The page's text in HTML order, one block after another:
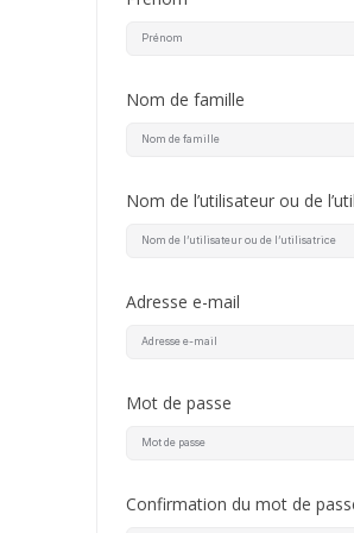
Nom de famille
Nom de l’utilisateur ou de
Adresse e-mail
Mot de passe
Confirmation du mot de